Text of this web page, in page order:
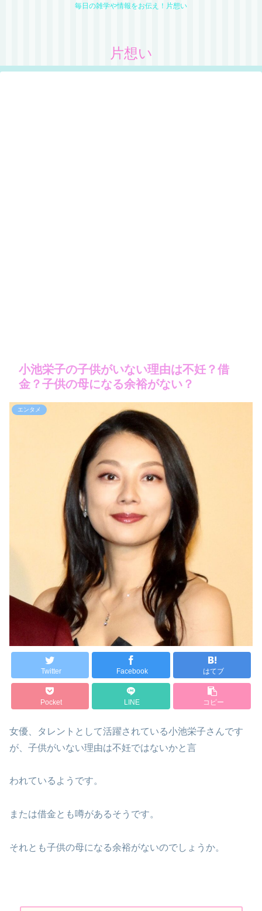
毎日の雑学や情報をお伝え！片想い
片想い
小池栄子の子供がいない理由は不妊？借
金？子供の母になる余裕がない？
エンタメ
Twitter Facebook はてブ
Pocket LINE コピー
女優、タレントとして活躍されている小池栄子さんです
が、子供がいない理由は不妊ではないかと言
われているようです。
または借金とも噂があるそうです。
それとも子供の母になる余裕がないのでしょうか。